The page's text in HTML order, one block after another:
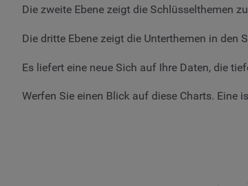
Die zweite Ebene zeigt die Schlüsselthemen
Die dritte Ebene zeigt die Unterthemen in den
Es liefert eine neue Sich auf Ihre Daten, die
Werfen Sie einen Blick auf diese Charts. Eine